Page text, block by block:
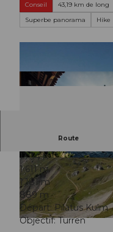
Conseil 43,19 km de long
Superbe panorama
Hike
© Obwalden Tourismus, Obwalden
Route
13:34 h
1.611 m
1.181 m
889 m
Départ: Pilatus Kulm
Objectif: Turren